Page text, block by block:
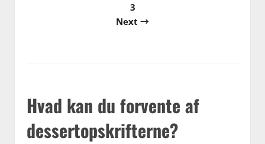
3
Next →
Hvad kan du forvente af
dessertopskrifterne?